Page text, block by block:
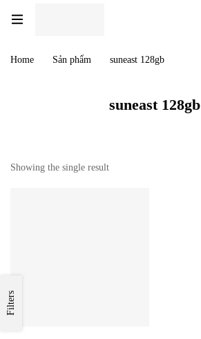
Home Sản phẩm suneast 128gb
suneast 128gb
Filters
Showing the single result